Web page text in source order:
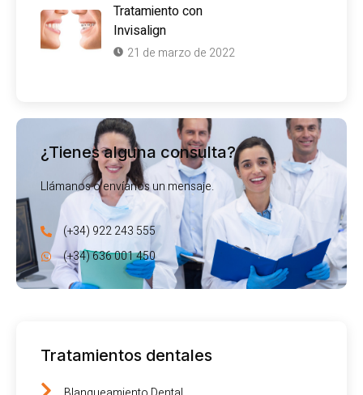
Tratamiento con
Invisalign
21 de marzo de 2022
¿Tienes alguna consulta?
Llámanos o envíanos un mensaje.
(+34) 922 243 555
(+34) 636 001 450
Tratamientos dentales